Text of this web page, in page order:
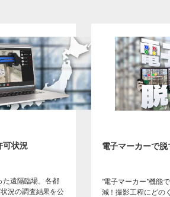
可状況
遠隔臨場。各都
況の調査結果を公
電子マーカーで脱
“電子マーカー”機能
減！撮影工程にどの